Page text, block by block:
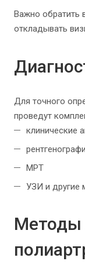
Важно обратить
откладывать
Для точного
проведут
клинические
МРТ
УЗИ и другие
Методы